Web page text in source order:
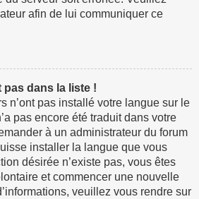
afin de lui communiquer ce
pas dans la liste !
n’ont pas installé votre langue sur le
pas encore été traduit dans votre
à un administrateur du forum
installer la langue que vous
désirée n’existe pas, vous êtes
et commencer une nouvelle
veuillez vous rendre sur